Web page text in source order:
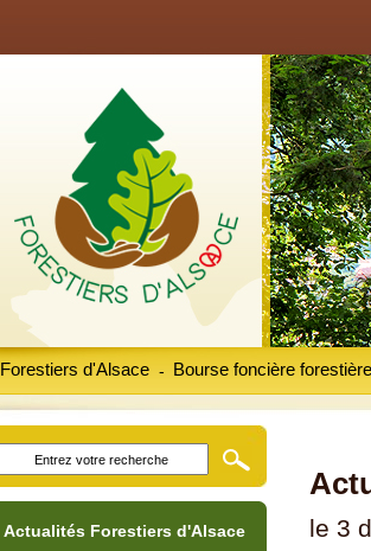
Forestiers d'Alsace Bourse foncière forestière
-
le 3
Actualités Forestiers d'Alsace